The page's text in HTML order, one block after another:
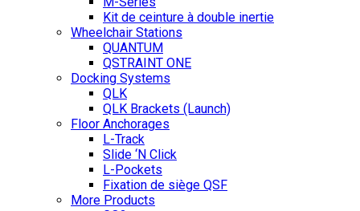
Kit de ceinture à double inertie
Wheelchair Stations
QUANTUM
QSTRAINT ONE
Docking Systems
QLK
QLK Brackets (Launch)
Floor Anchorages
L-Track
Slide ‘N Click
L-Pockets
Fixation de siège QSF
More Products